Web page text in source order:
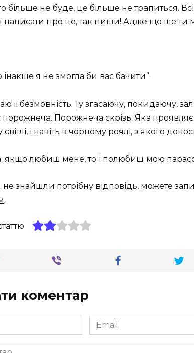
більше не буде, це більше не трапиться.
написати про це, так пиши! Адже що ще ти
інакше я не змогла би вас бачити”.
її безмовність. Ту згасаючу, покидаючу,
Порожнеча скрізь. Яка
і навіть в чорному роялі, з якого
якщо любиш мене, то і полюбиш мою
знайшли потрібну відповідь, можете
.
коментар
Email
*